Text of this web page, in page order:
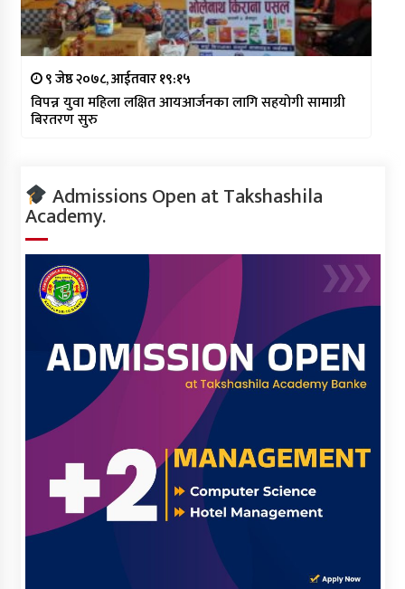
९ जेष्ठ २०७८, आईतवार १९:१५
विपन्न युवा महिला लक्षित आयआर्जनका लागि सहयोगी सामाग्री
बिरतरण सुरु
Admissions Open at Takshashila
Academy.